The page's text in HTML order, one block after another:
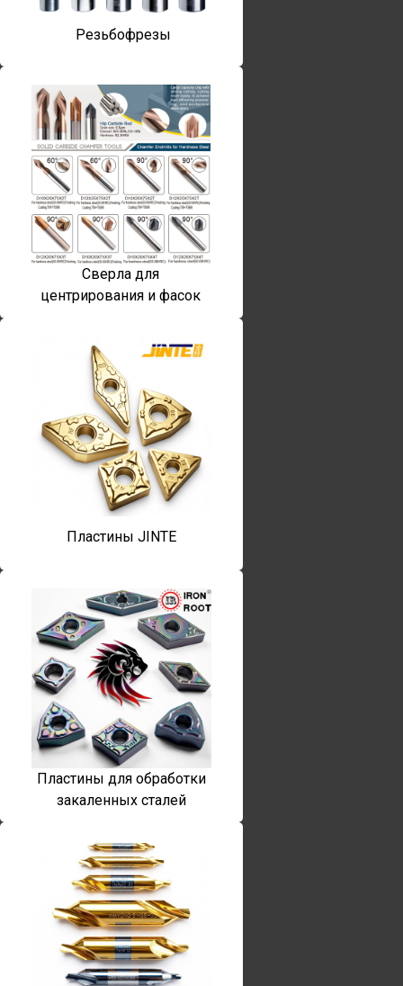
Резьбофрезы
Сверла для
центрирования и фасок
Пластины JINTE
Пластины для обработки
закаленных сталей